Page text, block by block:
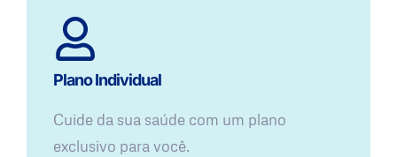
Plano Individual
Cuide da sua saúde com um plano
exclusivo para você.